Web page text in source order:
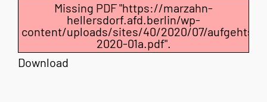
Missing PDF "https://marzahn-
hellersdorf.afd.berlin/wp-
content/uploads/sites/40/2020/07/aufgehts-
2020-01a.pdf".
Download